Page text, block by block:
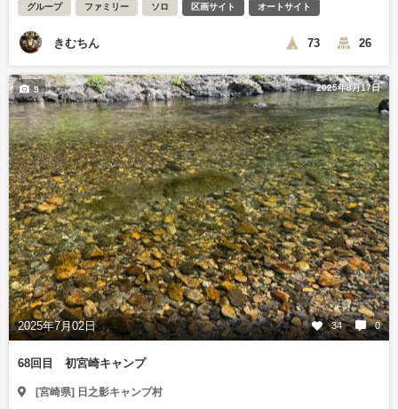
グループ ファミリー ソロ 区画サイト オートサイト
きむちん 73 26
2025年8月17日
2025年7月02日 34 0
9
68回目 初宮崎キャンプ
[宮崎県] 日之影キャンプ村